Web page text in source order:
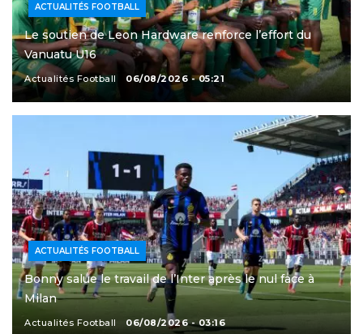
ACTUALITÉS FOOTBALL
Le soutien de Leon Hardware renforce l’effort du
Vanuatu U16
Actualités Football 06/08/2026 - 05:21
ACTUALITÉS FOOTBALL
Bonny salue le travail de l’Inter après le nul face à
Milan
Actualités Football 06/08/2026 - 03:16